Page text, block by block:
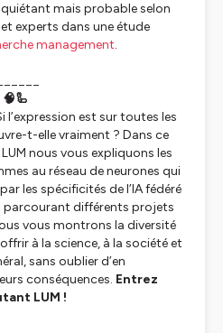
mais probable selon
experts dans une étude
management.
l’expression est sur toutes les
t-elle vraiment ? Dans ce
nous vous expliquons les
au réseau de neurones qui
les spécificités de l’IA fédéré
parcourant différents projets
vous montrons la diversité
à la science, à la société et
sans oublier d’en
conséquences. Entrez
LUM !